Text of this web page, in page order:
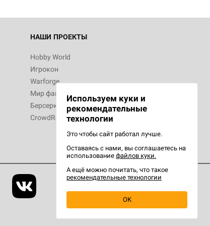
НАШИ ПРОЕКТЫ
Hobby World
Игрокон
Warforge
Мир фантастики
Берсерк
CrowdRepublic
Используем куки и
рекомендательные
технологии
Это чтобы сайт работал лучше.
Оставаясь с нами, вы соглашаетесь на
использование файлов куки.
А ещё можно почитать, что такое
рекомендательные технологии
OK